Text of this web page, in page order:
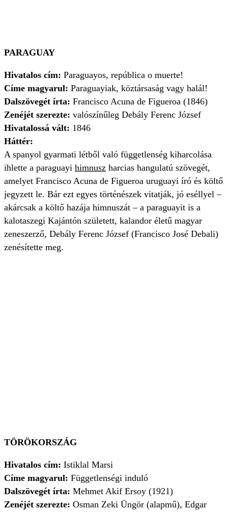
PARAGUAY
Hivatalos cím: Paraguayos, república o muerte!
Címe magyarul: Paraguayiak, köztársaság vagy halál!
Dalszövegét írta: Francisco Acuna de Figueroa (1846)
Zenéjét szerezte: valószínűleg Debály Ferenc József
Hivatalossá vált: 1846
Háttér:
A spanyol gyarmati létből való függetlenség kiharcolása
ihlette a paraguayi himnusz harcias hangulatú szövegét,
amelyet Francisco Acuna de Figueroa uruguayi író és költő
jegyzett le. Bár ezt egyes történészek vitatják, jó eséllyel –
akárcsak a költő hazája himnuszát – a paraguayit is a
kalotaszegi Kajántón született, kalandor életű magyar
zeneszerző, Debály Ferenc József (Francisco José Debali)
zenésítette meg.
TÖRÖKORSZÁG
Hivatalos cím: Istiklal Marsi
Címe magyarul: Függetlenségi induló
Dalszövegét írta: Mehmet Akif Ersoy (1921)
Zenéjét szerezte: Osman Zeki Üngör (alapmű), Edgar